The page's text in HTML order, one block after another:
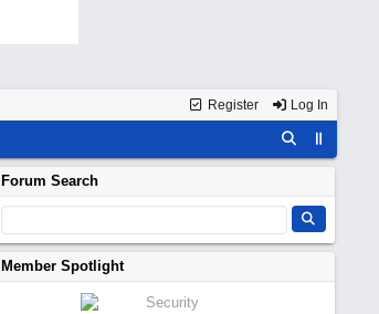
Register Log In
Forum Search
Member Spotlight